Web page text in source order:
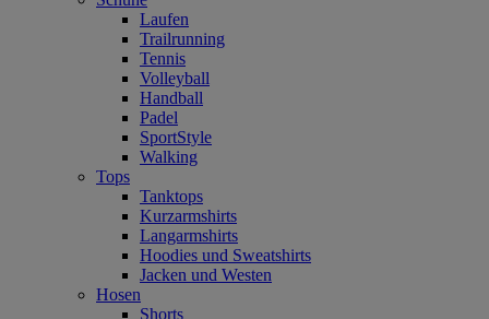
Laufen
Trailrunning
Tennis
Volleyball
Handball
Padel
SportStyle
Walking
Tops
Tanktops
Kurzarmshirts
Langarmshirts
Hoodies und Sweatshirts
Jacken und Westen
Hosen
Shorts